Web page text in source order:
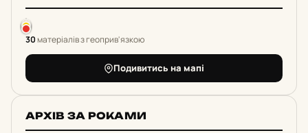
30матеріалів з геоприв'язкою
Подивитись на мапі
АРХІВ ЗА РОКАМИ